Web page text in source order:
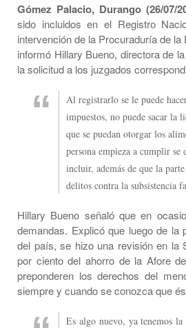
Gómez Palacio, Durango (26/07/
sido incluidos en el Registro
intervención de la Procuraduría de
informó Hillary Bueno, directora de
la solicitud a los juzgados
Al registrarlo se le puede
impuestos, no puede sacar la
que se puedan otorgar los
persona empieza a cumplir
incluir, además de que la
delitos contra la subsistencia
Hillary Bueno señaló que en
demandas. Explicó que luego de
del país, se hizo una revisión en la
por ciento del ahorro de la Afore
preponderen los derechos del
siempre y cuando se conozca que
Es algo nuevo, ya tenemos